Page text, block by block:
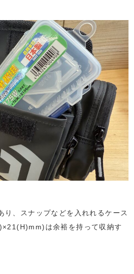
り、スナップなどを入れれるケース
は余裕を持って収納す